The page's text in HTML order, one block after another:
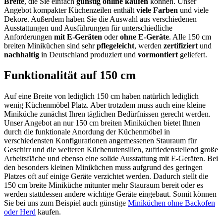
Angebot kompakter Küchenzeilen enthält viele Farben und viele
Dekore. Außerdem haben Sie die Auswahl aus verschiedenen
Ausstattungen und Ausführungen für unterschiedliche
Anforderungen mit E-Geräten oderohne E-Geräte. Alle 150 cm
breiten Miniküchen sind sehrpflegeleicht, werden zertifiziert und
nachhaltig in Deutschland produziert und vormontiert geliefert.
Funktionalität auf 150 cm
Auf eine Breite von lediglich 150 cm haben natürlich lediglich
wenig Küchenmöbel Platz. Aber trotzdem muss auch eine kleine
Miniküche zunächst Ihren täglichen Bedürfnissen gerecht werden.
Unser Angebot an nur 150 cm breiten Miniküchen bietet Ihnen
durch die funktionale Anordung der Küchenmöbel in
verschiedensten Konfigurationen angemessenen Stauraum für
Geschirr und die weiteren Küchenutensilien, zufriedenstellend große
Arbeitsfläche und ebenso eine solide Ausstattung mit E-Geräten. Bei
den besonders kleinen Miniküchen muss aufgrund des geringen
Platzes oft auf einige Geräte verzichtet werden. Dadurch stellt die
150 cm breite Miniküche mitunter mehr Stauraum bereit oder es
werden stattdessen andere wichtige Geräte eingebaut. Somit können
Sie bei uns zum Beispiel auch günstige Miniküchen ohne Backofen
oder Herd kaufen.